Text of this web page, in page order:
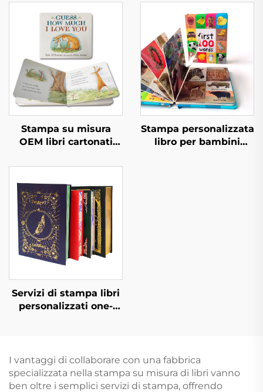
Stampa su misura
OEM libri cartonati
libri per bambini in
inglese libri interattivi
per bambini stampa
libri cartonati
Stampa personalizzata
libro per bambini
Servizi di stampa libri
personalizzati one-
foto copertina rigida
con bordi dorati
I vantaggi di collaborare con una fabbrica
specializzata nella stampa su misura di libri vanno
ben oltre i semplici servizi di stampa, offrendo